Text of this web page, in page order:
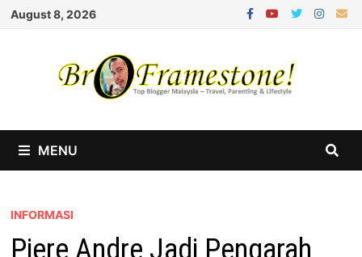
Skip
August 8, 2026
MENU
INFORMASI
Piere Andre Jadi Pengarah